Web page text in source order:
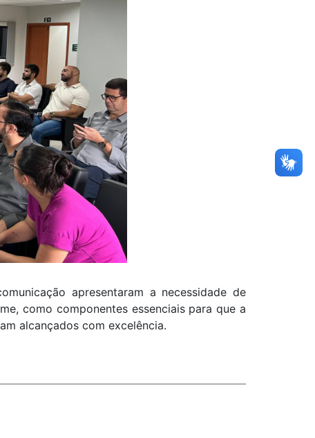
apresentaram a necessidade de
como componentes essenciais para que a
alcançados com excelência.